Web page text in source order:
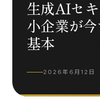
IT
Tsunaga Room
Rental
生成AIセ
小企業が
基本
2026年6月12日